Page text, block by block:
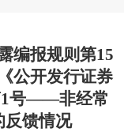
编报规则第15
公开发行证券
1号——非经常
反馈情况